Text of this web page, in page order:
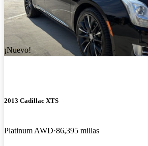
¡Nuevo!
2013 Cadillac XTS
Platinum AWD 86,395 millas